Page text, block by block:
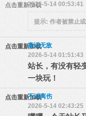
点击重新加载2026-5-14 00:53:41
提示: 作者被禁止
点击重新加载
童话无敌
2026-5-14 01:51:43
站长，有没有轻
一块玩！
点击重新加载
不诉离伤
2026-5-14 02:43:25